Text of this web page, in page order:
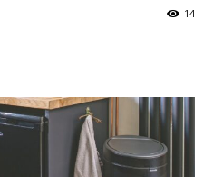
14